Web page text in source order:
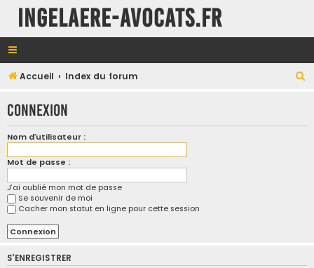
INGELAERE-AVOCATS.FR
Accueil Index du forum
h
Connexion
Nom d’utilisateur :
Mot de passe :
J’ai oublié mon mot de passe
Se souvenir de moi
Cacher mon statut en ligne pour cette session
S’ENREGISTRER